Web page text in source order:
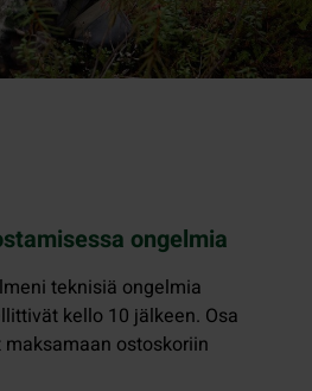
ongelmia
teknisiä ongelmia
kello 10 jälkeen. Osa
ostoskoriin